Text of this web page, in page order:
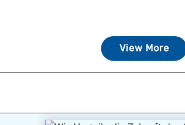
View More